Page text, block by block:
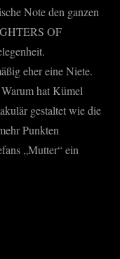
Note den ganzen
OF
eher eine Niete.
hat Kümel
gestaltet wie die
Punkten
„Mutter“ ein